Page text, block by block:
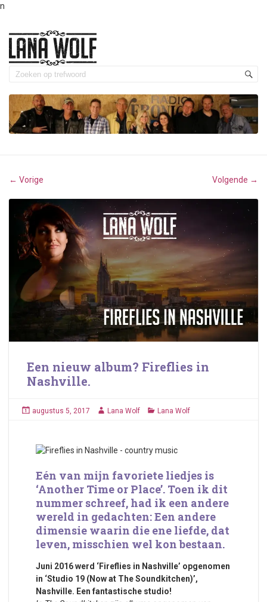
n
← Vorige Volgende →
Een nieuw album? Fireflies in
Nashville.
augustus 5, 2017 Lana Wolf Lana Wolf
Eén van mijn favoriete liedjes is
‘Another Time or Place’. Toen ik dit
nummer schreef, had ik een andere
wereld in gedachten: Een andere
dimensie waarin die ene liefde, dat
leven, misschien wel kon bestaan.
Juni 2016 werd ‘Fireflies in Nashville’ opgenomen
in ‘Studio 19 (Now at The Soundkitchen)’,
Nashville. Een fantastische studio!